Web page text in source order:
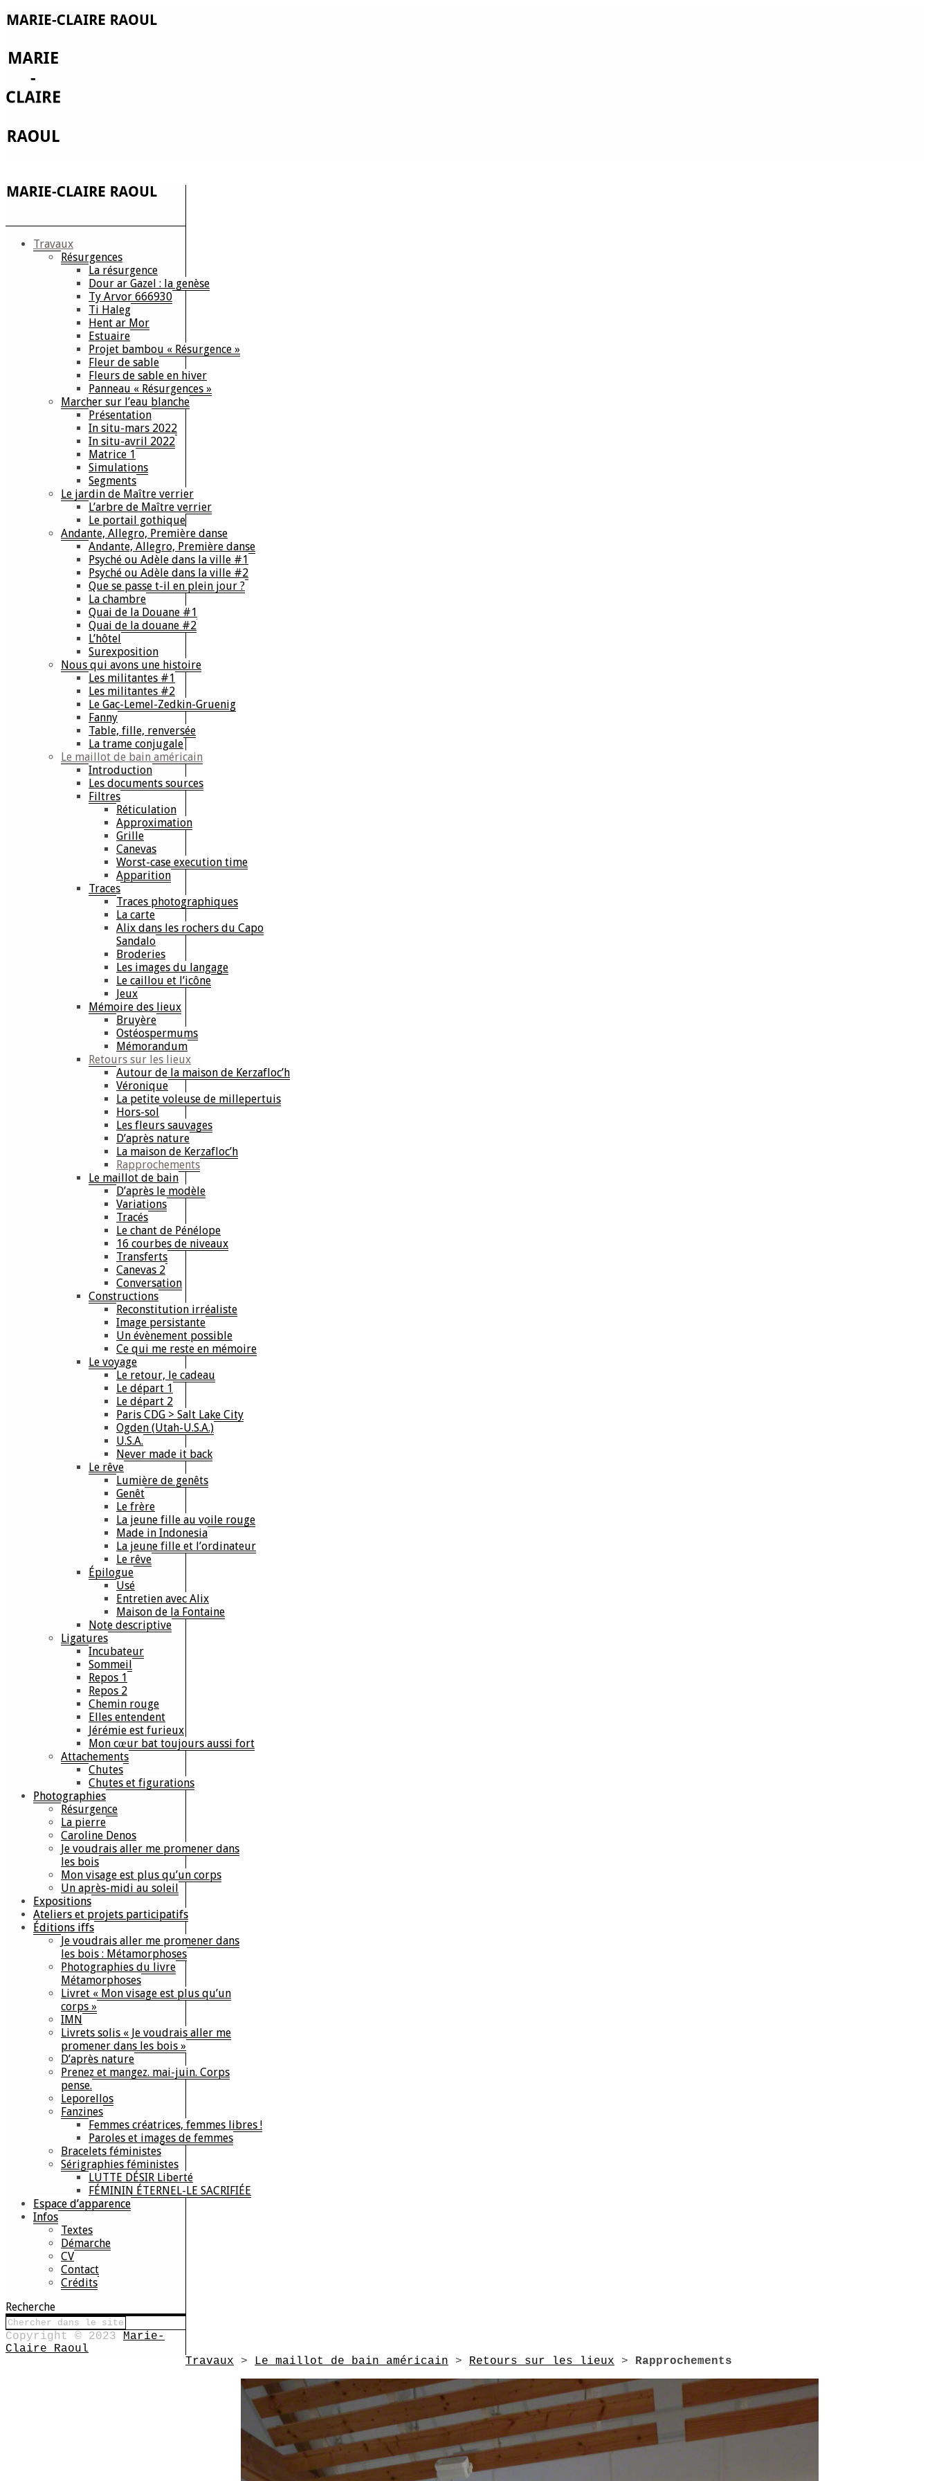
Travaux
Résurgences
La résurgence
Dour ar Gazel : la genèse
Ty Arvor 666930
Ti Haleg
Hent ar Mor
Estuaire
Projet bambou « Résurgence »
Fleur de sable
Fleurs de sable en hiver
Panneau « Résurgences »
Marcher sur l’eau blanche
Présentation
In situ-mars 2022
In situ-avril 2022
Matrice 1
Simulations
Segments
Le jardin de Maître verrier
L’arbre de Maître verrier
Le portail gothique
Andante, Allegro, Première danse
Andante, Allegro, Première danse
Psyché ou Adèle dans la ville #1
Psyché ou Adèle dans la ville #2
Que se passe t-il en plein jour ?
La chambre
Quai de la Douane #1
Quai de la douane #2
L’hôtel
Surexposition
Nous qui avons une histoire
Les militantes #1
Les militantes #2
Le Gac-Lemel-Zedkin-Gruenig
Fanny
Table, fille, renversée
La trame conjugale
Le maillot de bain américain
Introduction
Les documents sources
Filtres
Réticulation
Approximation
Grille
Canevas
Worst-case execution time
Apparition
Traces
Traces photographiques
La carte
Alix dans les rochers du Capo
Sandalo
Broderies
Les images du langage
Le caillou et l’icône
Jeux
Mémoire des lieux
Bruyère
Ostéospermums
Mémorandum
Retours sur les lieux
Autour de la maison de Kerzafloc’h
Véronique
La petite voleuse de millepertuis
Hors-sol
Les fleurs sauvages
D’après nature
La maison de Kerzafloc’h
Rapprochements
Le maillot de bain
D’après le modèle
Variations
Tracés
Le chant de Pénélope
16 courbes de niveaux
Transferts
Canevas 2
Conversation
Constructions
Reconstitution irréaliste
Image persistante
Un évènement possible
Ce qui me reste en mémoire
Le voyage
Le retour, le cadeau
Le départ 1
Le départ 2
Paris CDG > Salt Lake City
Ogden (Utah-U.S.A.)
U.S.A.
Never made it back
Le rêve
Lumière de genêts
Genêt
Le frère
La jeune fille au voile rouge
Made in Indonesia
La jeune fille et l’ordinateur
Le rêve
Épilogue
Usé
Entretien avec Alix
Maison de la Fontaine
Note descriptive
Ligatures
Incubateur
Sommeil
Repos 1
Repos 2
Chemin rouge
Elles entendent
Jérémie est furieux
Mon cœur bat toujours aussi fort
Attachements
Chutes
Chutes et figurations
Photographies
Résurgence
La pierre
Caroline Denos
Je voudrais aller me promener dans
les bois
Mon visage est plus qu’un corps
Un après-midi au soleil
Expositions
Ateliers et projets participatifs
Éditions iffs
Je voudrais aller me promener dans
les bois : Métamorphoses
Photographies du livre
Métamorphoses
Livret « Mon visage est plus qu’un
corps »
IMN
Livrets solis « Je voudrais aller me
promener dans les bois »
D’après nature
Prenez et mangez. mai-juin. Corps
pense.
Leporellos
Fanzines
Femmes créatrices, femmes libres !
Paroles et images de femmes
Bracelets féministes
Sérigraphies féministes
LUTTE DÉSIR Liberté
FÉMININ ÉTERNEL-LE SACRIFIÉE
Espace d’apparence
Infos
Textes
Démarche
CV
Contact
Crédits
Recherche
Copyright © 2023 Marie-
Claire Raoul
Travaux
> Le maillot de bain américain > Retours sur les lieux > Rapprochements